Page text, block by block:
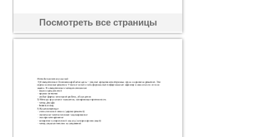
Посмотреть все страницы